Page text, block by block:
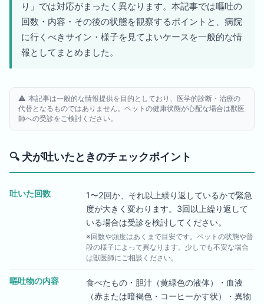
り」では対応がまったく異なります。本記事では嘔吐の
回数・内容・その後の状態を観察するポイントと、病院
に行くべきサイン・様子を見てよいケースを一般的な情
報としてまとめました。
⚠️ 本記事は一般的な情報提供を目的としており、医学的診断・治療の
代替となるものではありません。ペットの健康状態が心配な場合は獣医
師への受診をご検討ください。
🔍 犬が吐いたときのチェックポイント
吐いた回数
1〜2回か、それ以上繰り返しているかで緊急
度が大きく変わります。3回以上繰り返して
いる場合は受診を検討してください。
※回数や頻度はあくまで目安です。ペットの状態や普
段の様子によって異なります。少しでも不安な場合
は獣医師にご相談ください。
嘔吐物の内容
食べたもの・胆汁（黄緑色の液体）・血液
（赤または暗褐色・コーヒーかす状）・異物